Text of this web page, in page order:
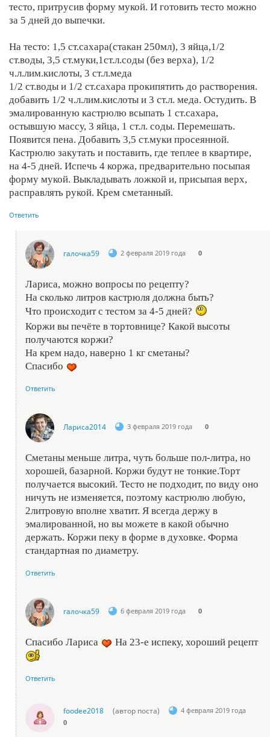
тесто, притрусив форму мукой. И готовить тесто можно
за 5 дней до выпечки.
На тесто: 1,5 ст.сахара(стакан 250мл), 3 яйца,1/2
ст.воды, 3,5 ст.муки,1ст.л.соды (без верха), 1/2
ч.л.лим.кислоты, 3 ст.л.меда
1/2 ст.воды и 1/2 ст.сахара прокипятить до растворения.
добавить 1/2 ч.л.лим.кислоты и 3 ст.л. меда. Остудить. В
эмалированную кастрюлю всыпать 1 ст.сахара,
остывшую массу, 3 яйца, 1 ст.л. соды. Перемешать.
Появится пена. Добавить 3,5 ст.муки просеянной.
Кастрюлю закутать и поставить, где теплее в квартире,
на 4-5 дней. Испечь 4 коржа, предварительно посыпая
форму мукой. Выкладывать ложкой и, присыпая верх,
расправлять рукой. Крем сметанный.
Ответить
галочка59 2 февраля 2019 года 0
Лариса, можно вопросы по рецепту?
На сколько литров кастрюля должна быть?
Что происходит с тестом за 4-5 дней?
Коржи вы печёте в тортовнице? Какой высоты
получаются коржи?
На крем надо, наверно 1 кг сметаны?
Спасибо
Ответить
Лариса2014 3 февраля 2019 года 0
Сметаны меньше литра, чуть больше пол-литра, но
хорошей, базарной. Коржи будут не тонкие.Торт
получается высокий. Тесто не подходит, по виду оно
ничуть не изменяется, поэтому кастрюлю любую,
2литровую вполне хватит. Я всегда держу в
эмалированной, но вы можете в какой обычно
держать. Коржи пеку в форме в духовке. Форма
стандартная по диаметру.
Ответить
галочка59 6 февраля 2019 года 0
Спасибо Лариса На 23-е испеку, хороший рецепт
Ответить
foodee2018 (автор поста)
4 февраля 2019 года
0